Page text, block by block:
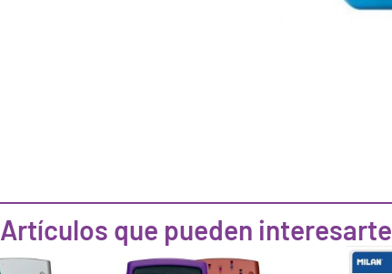
Artículos que pueden interesarte